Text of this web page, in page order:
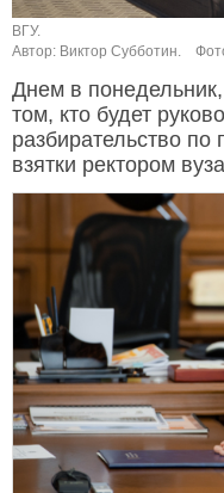
ВГУ.
Автор: Виктор Субботин.
Днем в
том, кто будет
разбирательство
взятки ректором